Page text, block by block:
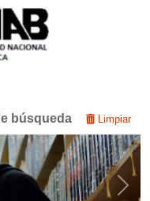
búsqueda Limpiar
Next